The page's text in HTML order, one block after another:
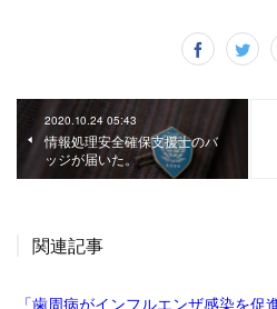
2020.10.24 05:43
情報処理安全確保支援士のバ
ッジが届いた。
関連記事